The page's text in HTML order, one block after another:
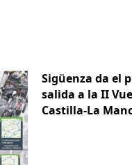
Sigüenza da el
salida a la II
Castilla-La